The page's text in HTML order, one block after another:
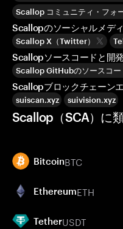
Scallop コミュニティ・フォ
Scallopのソーシャルメデ
Scallop X（Twitter）
Scallopソースコードと開
Scallop GitHubのソースコー
Scallopブロックチェーン
suiscan.xyz suivision.xyz
Scallop（SCA）に
BitcoinBTC
EthereumETH
TetherUSDT